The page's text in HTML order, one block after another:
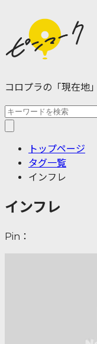
コロプラの「現在地
トップページ
タグ一覧
インフレ
インフレ
Pin：